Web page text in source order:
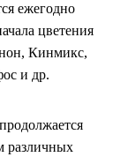
ежегодно
цветения
Кинмикс,
и др.
различных